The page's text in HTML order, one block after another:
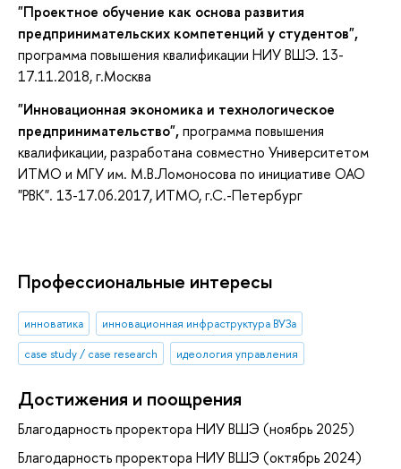
"Проектное обучение как основа развития
предпринимательских компетенций у студентов",
программа повышения квалификации НИУ ВШЭ. 13-
17.11.2018, г.Москва
"Инновационная экономика и технологическое
предпринимательство",программа повышения
квалификации, разработана совместно Университетом
ИТМО и МГУ им. М.В.Ломоносова по инициативе ОАО
"РВК". 13-17.06.2017, ИТМО, г.С.-Петербург
Профессиональные интересы
инноватика
инновационная инфраструктура ВУЗа
case study / case research
идеология управления
Достижения и поощрения
Благодарность проректора НИУ ВШЭ (ноябрь 2025)
Благодарность проректора НИУ ВШЭ (октябрь 2024)